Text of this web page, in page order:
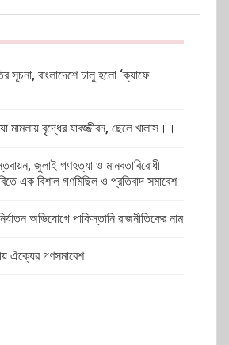
সূচনা, বাংলাদেশে চালু হলো ‘ক্যাফে
মামলায় বৃদ্ধের যাবজ্জীবন, ছেলে খালাস।।
জুলাই গণহত্যা ও মানবতাবিরোধী
এক বিশাল গণমিছিল ও প্রতিবাদ সমাবেশ
অভিযোগে পাকিস্তানি রাজনীতিকের নাম
ঐক্যের গণসমাবেশ